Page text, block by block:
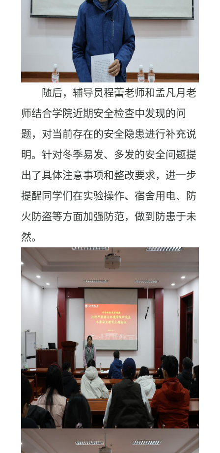
随后，辅导员程蕾老师和孟凡月老
师结合学院近期安全检查中发现的问
题，对当前存在的安全隐患进行补充说
明。针对冬季易发、多发的安全问题提
出了具体注意事项和整改要求，进一步
提醒同学们在实验操作、宿舍用电、防
火防盗等方面加强防范，做到防患于未
然。